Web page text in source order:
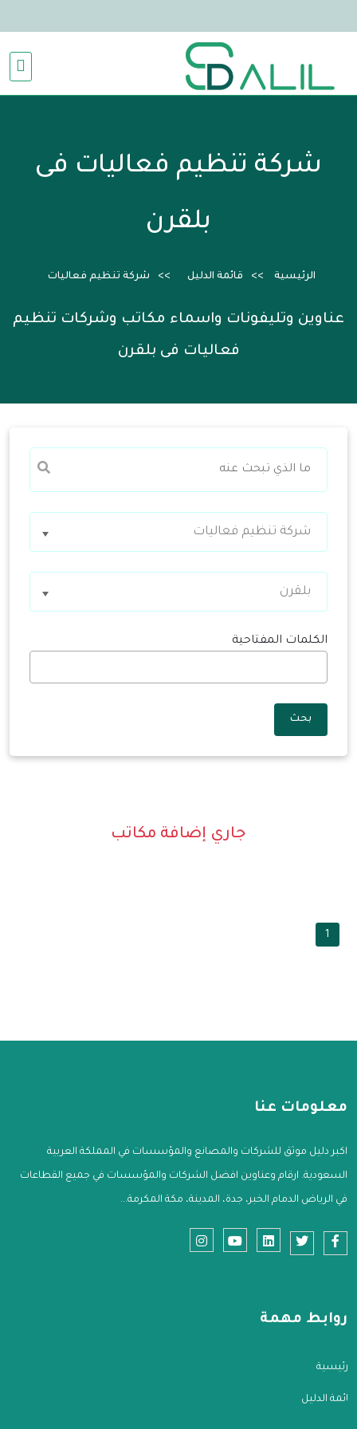
شركة تنظيم فعاليات فى
بلقرن
الرئيسية قائمة الدليل شركة تنظيم فعاليات
عناوين وتليفونات واسماء مكاتب وشركات تنظيم
فعاليات فى بلقرن
شركة تنظيم فعاليات
بلقرن
الكلمات المفتاحية
بحث
جاري إضافة مكاتب
1
معلومات عنا
اكبر دليل موثق للشركات والمصانع والمؤسسات في المملكة العربية
السعودية. ارقام وعناوين افضل الشركات والمؤسسات في جميع القطاعات
في الرياض الدمام الخبر، جدة، المدينة، مكة المكرمة...
روابط مهمة
الرئيسية
قائمة الدليل